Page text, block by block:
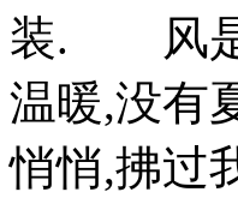
装. 风是
温暖,没有
悄悄,拂过